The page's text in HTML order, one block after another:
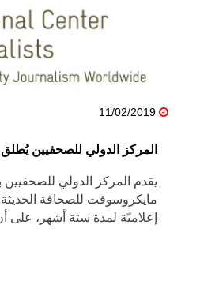
المركز الدولي للصحفيين
يقدم المركز الدولي للصحفيين
مايكروسوفت للصحافة
إعلاميّة لمدة ستة أشهر، على